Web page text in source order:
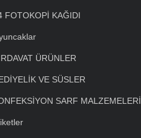
FOTOKOPİ KAĞIDI
ÜRÜNLER
VE SÜSLER
SARF MALZEMELERİ